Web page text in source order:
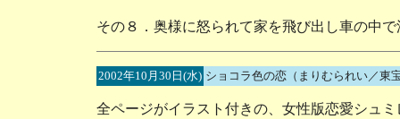
その８．奥様に怒られて家を飛び出し車の中
2002年10月30日(水) ショコラ色の恋（まりむられい／東
全ページがイラスト付きの、女性版恋愛シュ